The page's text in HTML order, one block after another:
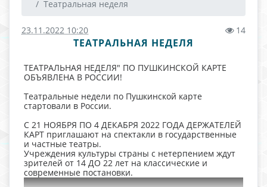
Театральная неделя
23.11.2022 10:20 14
ТЕАТРАЛЬНАЯ НЕДЕЛЯ
ТЕАТРАЛЬНАЯ НЕДЕЛЯ" ПО ПУШКИНСКОЙ КАРТЕ
ОБЪЯВЛЕНА В РОССИИ!
Театральные недели по Пушкинской карте
стартовали в России.
С 21 НОЯБРЯ ПО 4 ДЕКАБРЯ 2022 ГОДА ДЕРЖАТЕЛЕЙ
КАРТ приглашают на спектакли в государственные
и частные театры.
Учреждения культуры страны с нетерпением ждут
зрителей от 14 ДО 22 лет на классические и
современные постановки.